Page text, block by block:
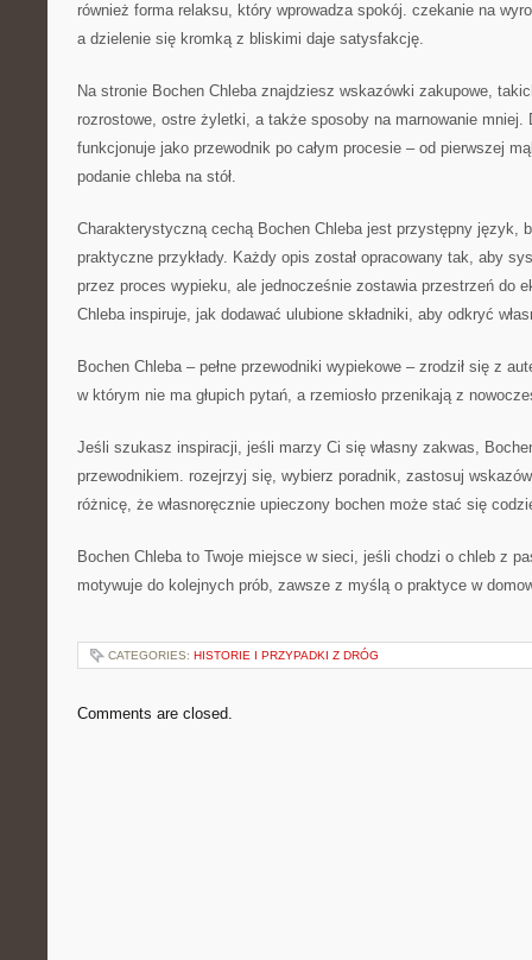
również forma relaksu, który wprowadza spokój. czekanie na
a dzielenie się kromką z bliskimi daje satysfakcję.
Na stronie Bochen Chleba znajdziesz wskazówki zakupowe,
rozrostowe, ostre żyletki, a także sposoby na marnowanie mniej.
funkcjonuje jako przewodnik po całym procesie – od pierwszej
podanie chleba na stół.
Charakterystyczną cechą Bochen Chleba jest przystępny język,
praktyczne przykłady. Każdy opis został opracowany tak, aby
przez proces wypieku, ale jednocześnie zostawia przestrzeń do
Chleba inspiruje, jak dodawać ulubione składniki, aby odkryć
Bochen Chleba – pełne przewodniki wypiekowe – zrodził się z
w którym nie ma głupich pytań, a rzemiosło przenikają z
Jeśli szukasz inspiracji, jeśli marzy Ci się własny zakwas,
przewodnikiem. rozejrzyj się, wybierz poradnik, zastosuj
różnicę, że własnoręcznie upieczony bochen może stać się
Bochen Chleba to Twoje miejsce w sieci, jeśli chodzi o chleb z
motywuje do kolejnych prób, zawsze z myślą o praktyce w
CATEGORIES: HISTORIE I PRZYPADKI Z DRÓG
Comments are closed.